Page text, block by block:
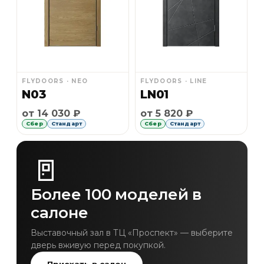
FLYDOORS · NEO
N03
от 14 030 ₽
Сбер Стандарт
Рассрочка Сбер 6 месяцев без
FLYDOORS · LINE
LN01
от 5 820 ₽
Сбер Стандарт
Рассрочка Сбер 6
🚪
Более 100 моделей в
салоне
Выставочный зал в ТЦ «Проспект» — выберите
дверь вживую перед покупкой.